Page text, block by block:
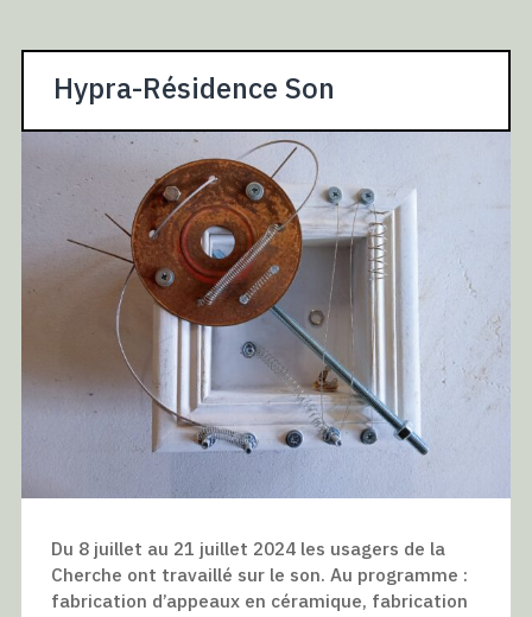
Hypra-Résidence Son
Du 8 juillet au 21 juillet 2024 les usagers de la
Cherche ont travaillé sur le son. Au programme :
fabrication d’appeaux en céramique, fabrication